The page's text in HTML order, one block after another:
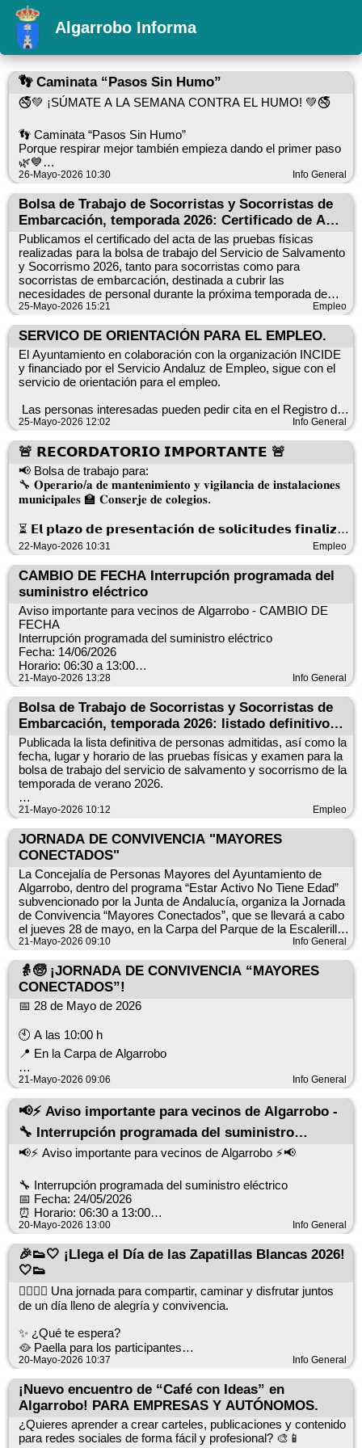
Algarrobo Informa
👣 Caminata “Pasos Sin Humo”
🚭💚 ¡SÚMATE A LA SEMANA CONTRA EL HUMO! 💚🚭
👣 Caminata “Pasos Sin Humo”
Porque respirar mejor también empieza dando el primer paso
🌿💙
🕘 A las 09:00 h
📍 Tenencia de Alcaldía de Algarrobo Costa
🥾 Pasearemos juntos por un entorno único para promover
hábitos saludables y decir NO al tabaco 🚭✨
🎒 No olvides traer:
🧢 Gorra
🕶️ Gafas de sol
👟 Ropa y calzado cómodo
Además… 👇
🕦 De 11:30 a 14:00 h
📍 Frente al Hogar del Pensionista de Mezquitilla
ℹ️ Mesa informativa
💨 Cooximetría
🎯 Actividades para todos
¡Te esperamos! 🙌🌞
#SemanaContraElHumo #PasosSinHumo #Algarrobo
#AlgarroboCosta #Mezquitilla #Salud #VidaSana
#RespiraLibertad 🚶‍♀️🚶‍♂️🌿
26-Mayo-2026 10:30 Info General
Bolsa de Trabajo de Socorristas y Socorristas de
Embarcación, temporada 2026: Certificado de Acta
de pruebas físicas
Publicamos el certificado del acta de las pruebas físicas
realizadas para la bolsa de trabajo del Servicio de Salvamento
y Socorrismo 2026, tanto para socorristas como para
socorristas de embarcación, destinada a cubrir las
necesidades de personal durante la próxima temporada de
verano.
Recordamos a todas las personas aspirantes que la prueba de
conocimientos tendrá lugar el próximo martes 26 de mayo, a
partir de las 10:00 h, en el Salón de Actos de la Tenencia de
Alcaldía de Algarrobo Costa (Avda. de Andalucía, 29).
Ese mismo día, a las 17:00 h, se realizará la entrevista
curricular.
¡Mucha suerte a todas las personas participantes!
25-Mayo-2026 15:21 Empleo
SERVICO DE ORIENTACIÓN PARA EL EMPLEO.
El Ayuntamiento en colaboración con la organización INCIDE
y financiado por el Servicio Andaluz de Empleo, sigue con el
servicio de orientación para el empleo.
Las personas interesadas pueden pedir cita en el Registro del
Ayuntamiento o en el de la Tenencia de Alcaldía de Algarrobo-
952511167 (Tenencia de Alcaldía).
El día de atención de atención en Mayo:
En Algarrobo, el 29 de mayo.
Algarrobo a 25 de mayo de 2026.
25-Mayo-2026 12:02 Info General
🚨 𝗥𝗘𝗖𝗢𝗥𝗗𝗔𝗧𝗢𝗥𝗜𝗢 𝗜𝗠𝗣𝗢𝗥𝗧𝗔𝗡𝗧𝗘 🚨
📢 Bolsa de trabajo para:
🔧 𝐎𝐩𝐞𝐫𝐚𝐫𝐢𝐨/𝐚 𝐝𝐞 𝐦𝐚𝐧𝐭𝐞𝐧𝐢𝐦𝐢𝐞𝐧𝐭𝐨 𝐲 𝐯𝐢𝐠𝐢𝐥𝐚𝐧𝐜𝐢𝐚 𝐝𝐞 𝐢𝐧𝐬𝐭𝐚𝐥𝐚𝐜𝐢𝐨𝐧𝐞𝐬
𝐦𝐮𝐧𝐢𝐜𝐢𝐩𝐚𝐥𝐞𝐬 🏫 𝐂𝐨𝐧𝐬𝐞𝐫𝐣𝐞 𝐝𝐞 𝐜𝐨𝐥𝐞𝐠𝐢𝐨𝐬.
⏳ 𝗘𝗹 𝗽𝗹𝗮𝘇𝗼 𝗱𝗲 𝗽𝗿𝗲𝘀𝗲𝗻𝘁𝗮𝗰𝗶𝗼́𝗻 𝗱𝗲 𝘀𝗼𝗹𝗶𝗰𝗶𝘁𝘂𝗱𝗲𝘀 𝗳𝗶𝗻𝗮𝗹𝗶𝘇𝗮
𝗲𝗹 𝟮𝟴 𝗱𝗲 𝗺𝗮𝘆𝗼 𝗱𝗲 𝟮𝟬𝟮𝟲.
👉 Recordamos que es MUY IMPORTANTE que aquellas
personas que formaban parte de la antigua bolsa vuelvan a
inscribirse en esta nueva convocatoria para poder formar parte
de la bolsa actual.
📌 Puestos reservados para personas con discapacidad.
📍 Las solicitudes podrán presentarse:
✔️ En el Registro del Ayuntamiento
✔️ En la Tenencia de Alcaldía de Algarrobo Costa
✔️ A través de la sede electrónica municipal
22-Mayo-2026 10:31 Empleo
CAMBIO DE FECHA Interrupción programada del
suministro eléctrico
Aviso importante para vecinos de Algarrobo - CAMBIO DE
FECHA
Interrupción programada del suministro eléctrico
Fecha: 14/06/2026
Horario: 06:30 a 13:00
Zonas afectadas: Algarrobo y sectores cercanos (Algarrobo,
Santa, Ctra. Sayalonga y alrededores)
La suspensión se realizará por trabajos de mantenimiento y
mejora de las instalaciones eléctricas, con el objetivo de
ofrecer un servicio más estable y de mayor calidad.
Para consultas: 900 85 08 40
Gracias por la comprensión y disculpen las molestias
ocasionadas.
Recuerda: el suministro puede restablecerse antes de la hora
indicada, por lo que las líneas deben considerarse siempre
con tensión.
21-Mayo-2026 13:28 Info General
Bolsa de Trabajo de Socorristas y Socorristas de
Embarcación, temporada 2026: listado definitivo
de personas admitidas
Publicada la lista definitiva de personas admitidas, así como la
fecha, lugar y horario de las pruebas físicas y examen para la
bolsa de trabajo del servicio de salvamento y socorrismo de la
temporada de verano 2026.
Pruebas físicas
* Playa de Algarrobo Costa (junto al reloj de sol).
* Según el orden y horario establecido en el Anexo II de la
Prueba de conocimientos
* Martes 26 de mayo, a partir de las 10:00 h.
* Salón de actos de la Tenencia de Alcaldía de Algarrobo
Costa, Avda. de Andalucía, 29.Solo podrán realizar el examen
las personas que obtengan la calificación de APTO en las
pruebas físicas.
Más info:
https://www.algarrobo.es/index.php/component/content/article/
de-trabajo-de-socorristas-socorri...
21-Mayo-2026 10:12 Empleo
JORNADA DE CONVIVENCIA "MAYORES
CONECTADOS"
La Concejalía de Personas Mayores del Ayuntamiento de
Algarrobo, dentro del programa “Estar Activo No Tiene Edad”
subvencionado por la Junta de Andalucía, organiza la Jornada
de Convivencia “Mayores Conectados”, que se llevará a cabo
el jueves 28 de mayo, en la Carpa del Parque de la Escalerilla
de Algarrobo. Las personas interesadas tienen que inscribirse
DNI. Los requisitos son: personas a partir de 55
años, empadronadas en el municipio de Algarrobo. Se pondrá
21-Mayo-2026 09:10 Info General
👵🧓 ¡JORNADA DE CONVIVENCIA “MAYORES
CONECTADOS”!
📅 28 de Mayo de 2026
🕙 A las 10:00 h
📍 En la Carpa de Algarrobo
💃🕺 Una mañana llena de alegría, música, baile y convivencia
🚌 Autobús gratuito
📌 Salida a las 9:30 h desde Mezquitilla
➡️ Paradas en Algarrobo Costa y Trayamar
📝 Inscripciones:
🏛️ En el Ayuntamiento o Tenencia de Alcaldía
📆 Del 21 al 26 de mayo
✅ Requisitos:
👥 Personas empadronadas
🎂 A partir de 55 años
🪪 Presentar DNI
🤝 ¡Ven a disfrutar, compartir y conectar con amigos y
vecinos!
🎶💚 ¡Te esperamos!
21-Mayo-2026 09:06 Info General
📢⚡ Aviso importante para vecinos de Algarrobo -
🔧 Interrupción programada del suministro
eléctrico
📢⚡ Aviso importante para vecinos de Algarrobo ⚡📢
🔧 Interrupción programada del suministro eléctrico
📅 Fecha: 24/05/2026
⏰ Horario: 06:30 a 13:00
🏘️ Zonas afectadas: Algarrobo y sectores cercanos
(Algarrobo, Río Algarrobo, AV. Karat, Trayamar, Camino de
Vélez, Fuente Santa, Sayalonga y alrededores).
💡 La suspensión se realizará por trabajos de mantenimiento y
mejora de las instalaciones eléctricas, con el objetivo de
ofrecer un servicio más estable y de mayor calidad.
📞 Para consultas: 900 85 08 40
🙏 Gracias por la comprensión y disculpen las molestias
ocasionadas.
⚠️ Recuerda: el suministro puede restablecerse antes de la
hora indicada, por lo que las líneas deben considerarse
siempre con tensión.
20-Mayo-2026 13:00 Info General
🎉👟🤍 ¡Llega el Día de las Zapatillas Blancas 2026!
🤍👟
🚶‍♂️🚶‍♀️ Una jornada para compartir, caminar y disfrutar juntos
de un día lleno de alegría y convivencia.
✨ ¿Qué te espera?
🥘 Paella para los participantes
💃 Baile y música
🎲 Juegos y talleres
😄 ¡Mucha diversión para todas las edades!
📅 Domingo 14 de junio
20-Mayo-2026 10:37 Info General
¡Nuevo encuentro de “Café con Ideas” en
Algarrobo! PARA EMPRESAS Y AUTÓNOMOS.
¿Quieres aprender a crear carteles, publicaciones y contenido
para redes sociales de forma fácil y profesional? 🎨📱